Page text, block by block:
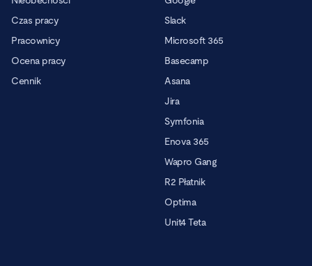
Czas pracy
Pracownicy
Ocena pracy
Cennik
Slack
Microsoft 365
Basecamp
Asana
Jira
Symfonia
Enova 365
Wapro Gang
R2 Płatnik
Optima
Unit4 Teta